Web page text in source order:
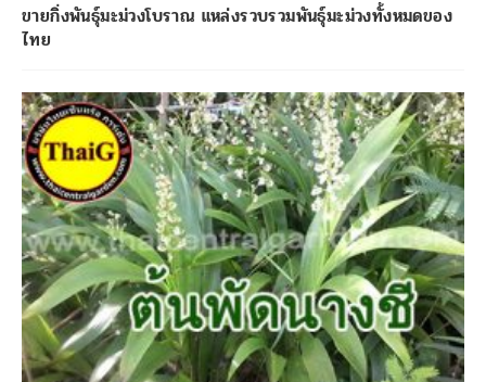
ขายกิ่งพันธุ์มะม่วงโบราณ แหล่งรวบรวมพันธุ์มะม่วงทั้งหมดของ
ไทย